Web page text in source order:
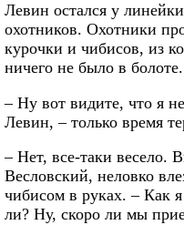
Левин остался у
охотников. Охотники
курочки и чибисов, из
ничего не было в болоте.
– Ну вот видите, что я
Левин, – только время
– Нет, все-таки весело.
Весловский, неловко
чибисом в руках. – Как
ли? Ну, скоро ли мы